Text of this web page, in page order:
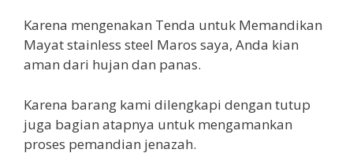
Karena mengenakan Tenda untuk Memandikan
Mayat stainless steel Maros saya, Anda kian
aman dari hujan dan panas.
Karena barang kami dilengkapi dengan tutup
juga bagian atapnya untuk mengamankan
proses pemandian jenazah.